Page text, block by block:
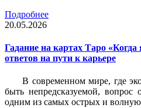
Подробнее
20.05.2026
Гадание на картах Таро
ответов на пути к карьере
В современном мире, где
быть непредсказуемой, вопрос
одним из самых острых и